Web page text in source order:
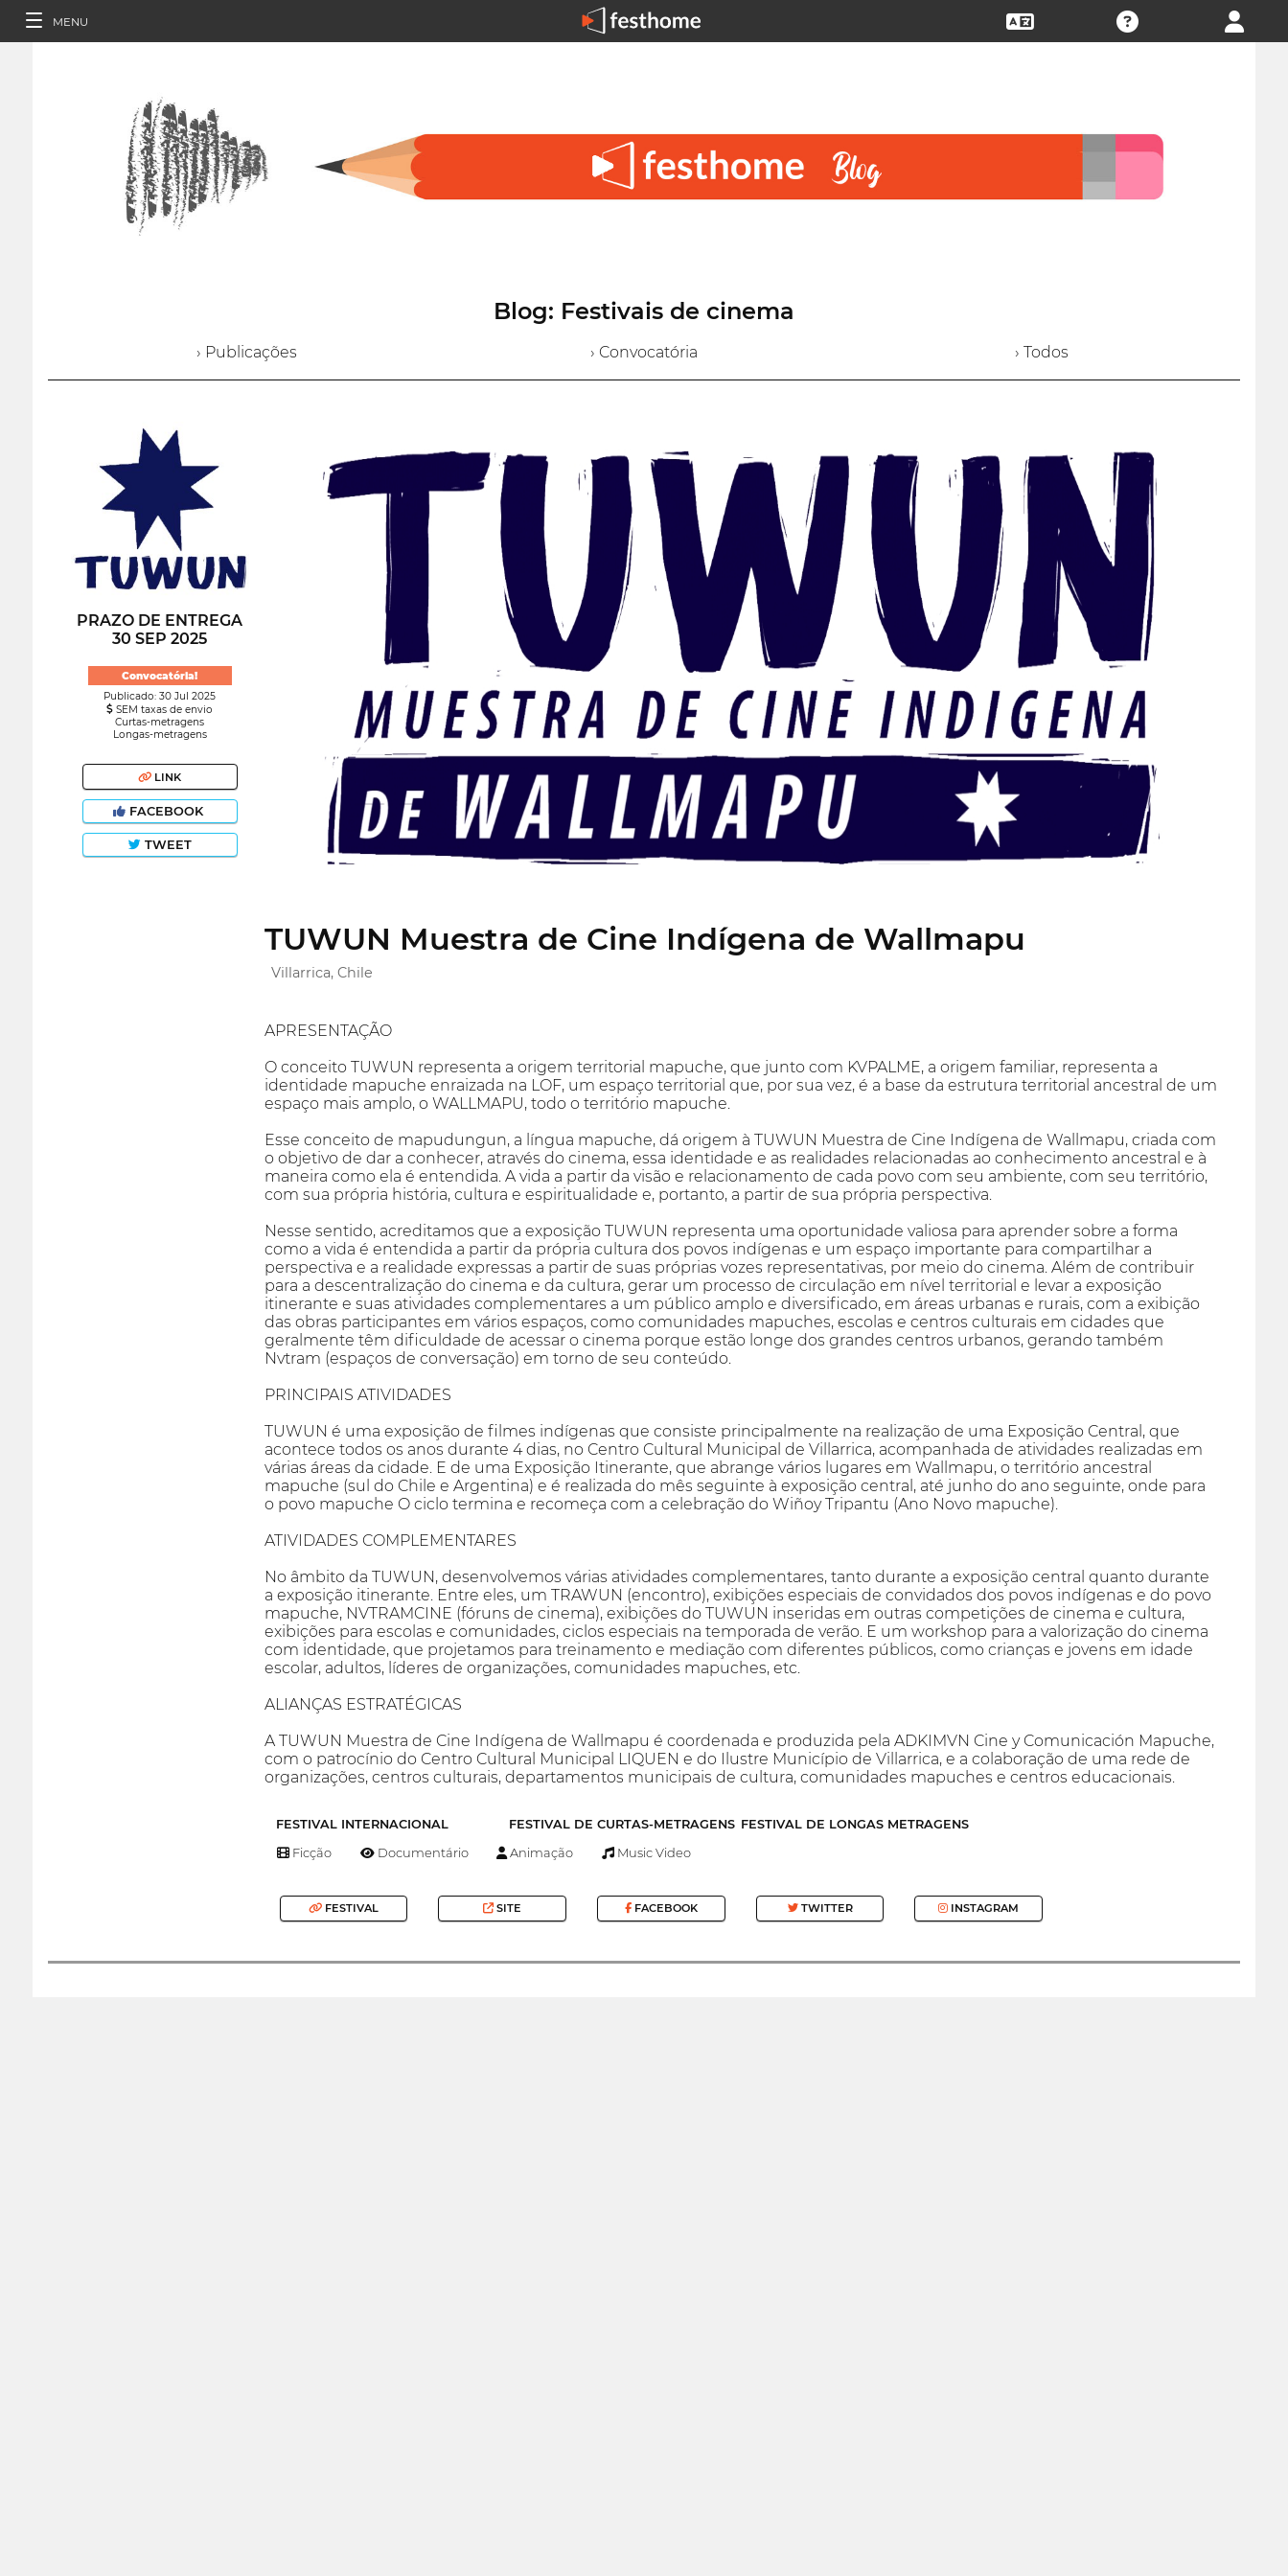
MENU
Blog: Festivais de cinema
› Publicações › Convocatória › Todos
PRAZO DE ENTREGA
30 SEP 2025
Convocatória!
Publicado: 30 Jul 2025
SEM taxas de envio
Curtas-metragens
Longas-metragens
LINK
FACEBOOK
TWEET
TUWUN Muestra de Cine Indígena de Wallmapu
Villarrica, Chile
APRESENTAÇÃO
O conceito TUWUN representa a origem territorial mapuche, que junto com KVPALME, a origem familiar, representa a
identidade mapuche enraizada na LOF, um espaço territorial que, por sua vez, é a base da estrutura territorial ancestral de um
espaço mais amplo, o WALLMAPU, todo o território mapuche.
Esse conceito de mapudungun, a língua mapuche, dá origem à TUWUN Muestra de Cine Indígena de Wallmapu, criada com
o objetivo de dar a conhecer, através do cinema, essa identidade e as realidades relacionadas ao conhecimento ancestral e à
maneira como ela é entendida. A vida a partir da visão e relacionamento de cada povo com seu ambiente, com seu território,
com sua própria história, cultura e espiritualidade e, portanto, a partir de sua própria perspectiva.
Nesse sentido, acreditamos que a exposição TUWUN representa uma oportunidade valiosa para aprender sobre a forma
como a vida é entendida a partir da própria cultura dos povos indígenas e um espaço importante para compartilhar a
perspectiva e a realidade expressas a partir de suas próprias vozes representativas, por meio do cinema. Além de contribuir
para a descentralização do cinema e da cultura, gerar um processo de circulação em nível territorial e levar a exposição
itinerante e suas atividades complementares a um público amplo e diversificado, em áreas urbanas e rurais, com a exibição
das obras participantes em vários espaços, como comunidades mapuches, escolas e centros culturais em cidades que
geralmente têm dificuldade de acessar o cinema porque estão longe dos grandes centros urbanos, gerando também
Nvtram (espaços de conversação) em torno de seu conteúdo.
PRINCIPAIS ATIVIDADES
TUWUN é uma exposição de filmes indígenas que consiste principalmente na realização de uma Exposição Central, que
acontece todos os anos durante 4 dias, no Centro Cultural Municipal de Villarrica, acompanhada de atividades realizadas em
várias áreas da cidade. E de uma Exposição Itinerante, que abrange vários lugares em Wallmapu, o território ancestral
mapuche (sul do Chile e Argentina) e é realizada do mês seguinte à exposição central, até junho do ano seguinte, onde para
o povo mapuche O ciclo termina e recomeça com a celebração do Wiñoy Tripantu (Ano Novo mapuche).
ATIVIDADES COMPLEMENTARES
No âmbito da TUWUN, desenvolvemos várias atividades complementares, tanto durante a exposição central quanto durante
a exposição itinerante. Entre eles, um TRAWUN (encontro), exibições especiais de convidados dos povos indígenas e do povo
mapuche, NVTRAMCINE (fóruns de cinema), exibições do TUWUN inseridas em outras competições de cinema e cultura,
exibições para escolas e comunidades, ciclos especiais na temporada de verão. E um workshop para a valorização do cinema
com identidade, que projetamos para treinamento e mediação com diferentes públicos, como crianças e jovens em idade
escolar, adultos, líderes de organizações, comunidades mapuches, etc.
ALIANÇAS ESTRATÉGICAS
A TUWUN Muestra de Cine Indígena de Wallmapu é coordenada e produzida pela ADKIMVN Cine y Comunicación Mapuche,
com o patrocínio do Centro Cultural Municipal LIQUEN e do Ilustre Município de Villarrica, e a colaboração de uma rede de
organizações, centros culturais, departamentos municipais de cultura, comunidades mapuches e centros educacionais.
FESTIVAL INTERNACIONAL FESTIVAL DE CURTAS-METRAGENS FESTIVAL DE LONGAS METRAGENS
Ficção Documentário Animação Music Video
FESTIVAL SITE FACEBOOK TWITTER INSTAGRAM